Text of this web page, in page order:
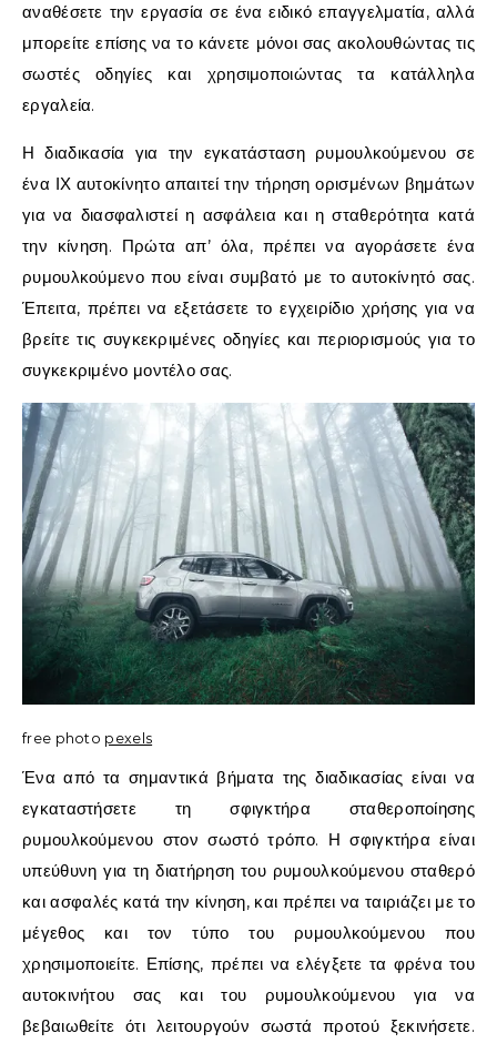
αναθέσετε την εργασία σε ένα ειδικό επαγγελματία, αλλά
μπορείτε επίσης να το κάνετε μόνοι σας ακολουθώντας τις
σωστές οδηγίες και χρησιμοποιώντας τα κατάλληλα
εργαλεία.
Η διαδικασία για την εγκατάσταση ρυμουλκούμενου σε
ένα ΙΧ αυτοκίνητο απαιτεί την τήρηση ορισμένων βημάτων
για να διασφαλιστεί η ασφάλεια και η σταθερότητα κατά
την κίνηση. Πρώτα απ’ όλα, πρέπει να αγοράσετε ένα
ρυμουλκούμενο που είναι συμβατό με το αυτοκίνητό σας.
Έπειτα, πρέπει να εξετάσετε το εγχειρίδιο χρήσης για να
βρείτε τις συγκεκριμένες οδηγίες και περιορισμούς για το
συγκεκριμένο μοντέλο σας.
free photo pexels
Ένα από τα σημαντικά βήματα της διαδικασίας είναι να
εγκαταστήσετε τη σφιγκτήρα σταθεροποίησης
ρυμουλκούμενου στον σωστό τρόπο. Η σφιγκτήρα είναι
υπεύθυνη για τη διατήρηση του ρυμουλκούμενου σταθερό
και ασφαλές κατά την κίνηση, και πρέπει να ταιριάζει με το
μέγεθος και τον τύπο του ρυμουλκούμενου που
χρησιμοποιείτε. Επίσης, πρέπει να ελέγξετε τα φρένα του
αυτοκινήτου σας και του ρυμουλκούμενου για να
βεβαιωθείτε ότι λειτουργούν σωστά προτού ξεκινήσετε.